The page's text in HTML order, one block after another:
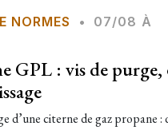
NORMES •
07/08 À
GPL : vis de
d’une citerne de gaz propane :